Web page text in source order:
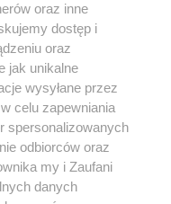
być powielany i
w jakikolwiek sposób (w
jakimkolwiek polu
z umieszczaniem w
Jakiekolwiek użycie lub
z naruszeniem prawa,
groźbą kary i może być
oraz inne
dostęp i
oraz
jak unikalne
wysyłane przez
celu zapewniania
spersonalizowanych
odbiorców oraz
my i Zaufani
danych